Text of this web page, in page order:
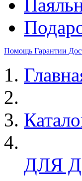
Помощь Гарантии
ДЛЯ